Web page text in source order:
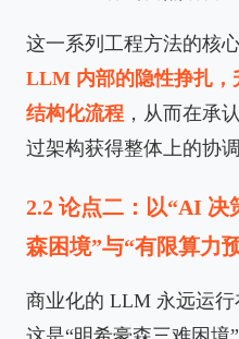
这一系列工程方法的核
LLM 内部的隐性挣扎，
结构化流程 ，从而在承
过架构获得整体上的协调
2.2 论点二：以“AI 决
森困境”与“有限算力
商业化的 LLM 永远运行